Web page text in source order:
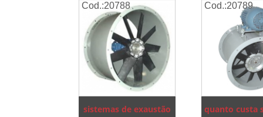
Cod.:20788
sistemas de exaustão
Cod.:20789
quanto custa